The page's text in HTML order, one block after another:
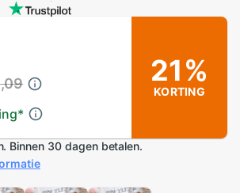
*
21%
KORTING
Binnen 30 dagen betalen.